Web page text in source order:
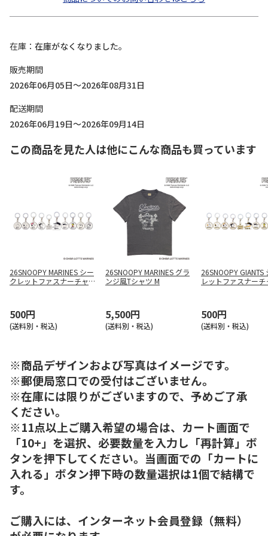
在庫
在庫がなくなりました。
販売期間
2026年06月05日～2026年08月31日
配送期間
2026年06月19日～2026年09月14日
この商品を見た人は他にこんな商品も買っています
26SNOOPY MARINES シー
クレットファスナーチャー
500円
(送料別・税込)
26SNOOPY MARINES グラ
ンジ風Tシャツ M
5,500円
(送料別・税込)
26SNOOPY GIANTS
レットファスナー
500円
(送料別・税込)
※商品デザインおよび写真はイメージです。
※郵便局窓口での受付はございません。
※在庫には限りがございますので、予めご了承
ください。
※11点以上ご購入希望の場合は、カート画面で
「10+」を選択、必要数量を入力し「再計算」ボ
タンを押下してください。当画面での「カートに
入れる」ボタン押下時の数量選択は1個で結構で
す。
ご購入には、インターネット会員登録（無料）